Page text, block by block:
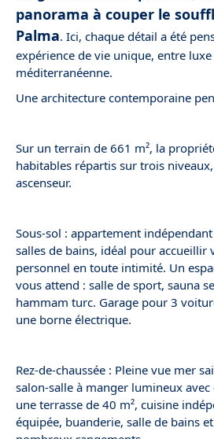
panorama à couper le
Palma. Ici, chaque détail a été
expérience de vie unique, entre
méditerranéenne.
Une architecture contemporaine
Sur un terrain de 661 m², la
habitables répartis sur trois
ascenseur.
Sous-sol : appartement
salles de bains, idéal pour accueillir
personnel en toute intimité. Un
vous attend : salle de sport, sauna
hammam turc. Garage pour 3
une borne électrique.
Rez-de-chaussée : Pleine vue mer
salon-salle à manger lumineux
une terrasse de 40 m², cuisine
équipée, buanderie, salle de bains